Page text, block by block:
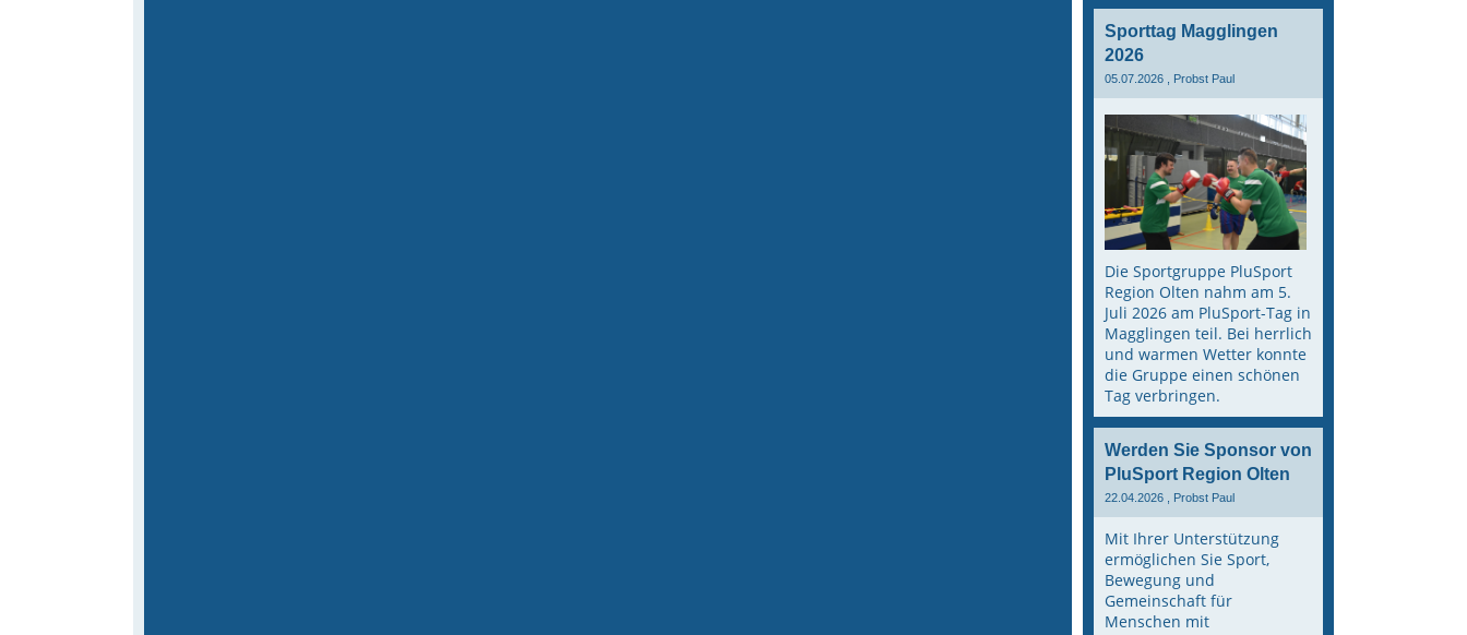
Sporttag Magglingen
2026
05.07.2026 , Probst Paul
Die Sportgruppe PluSport
Region Olten nahm am 5.
Juli 2026 am PluSport-Tag in
Magglingen teil. Bei herrlich
und warmen Wetter konnte
die Gruppe einen schönen
Tag verbringen.
Werden Sie Sponsor von
PluSport Region Olten
22.04.2026 , Probst Paul
Mit Ihrer Unterstützung
ermöglichen Sie Sport,
Bewegung und
Gemeinschaft für
Menschen mit